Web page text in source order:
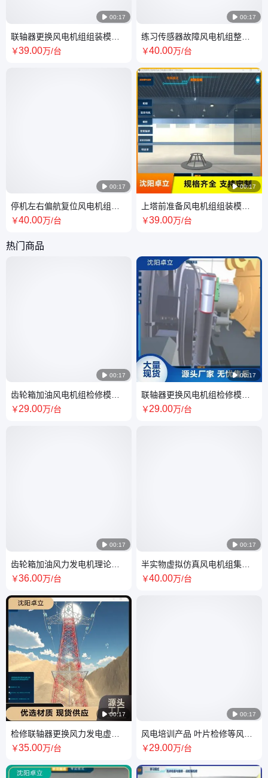
 00:17
联轴器更换风电机组组装模块
优质商家 售后完善
￥39.00万/台
 00:17
停机左右偏航复位风电机组集
群运行SCADA系统 造型美观
￥40.00万/台
 00:17
练习传感器故障风电机组整机
虚拟装配软件开发 全国可发
￥40.00万/台
 00:17
上塔前准备风电机组组装模块
长期供应 品质过硬
￥39.00万/台
热门商品
 00:17
齿轮箱加油风电机组检修模块
类型齐全 大量供应
￥29.00万/台
 00:17
齿轮箱加油风力发电机理论学
习模块 款式齐全 售后完善
￥36.00万/台
 00:17
检修联轴器更换风力发电虚拟
实训系统 经久耐用
￥35.00万/台
 00:17
联轴器更换风电机组检修模块
按需定制 品质保证
￥29.00万/台
 00:17
半实物虚拟仿真风电机组集群
运行SCADA系统 造型美观
￥40.00万/台
 00:17
风电培训产品 叶片检修等风电
机组检修模块 类型齐全
￥29.00万/台